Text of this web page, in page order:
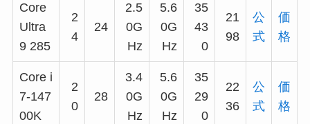
Core
Ultra
9 285
2
4
24
2.5
0G
Hz
5.6
0G
Hz
35
43
0
21
98
公
式
価
格
Core i
7-147
00K
2
0
28
3.4
0G
Hz
5.6
0G
Hz
35
29
0
22
36
公
式
価
格